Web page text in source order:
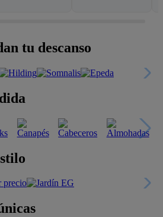
tu descanso